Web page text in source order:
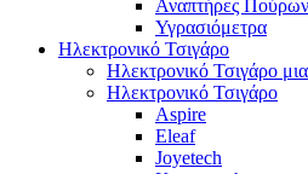
Αναπτήρες Πούρων
Υγρασιόμετρα
Ηλεκτρονικό Τσιγάρο
Ηλεκτρονικό Τσιγάρο
Ηλεκτρονικό Τσιγάρο
Aspire
Eleaf
Joyetech